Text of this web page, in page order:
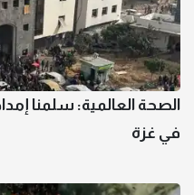
الصحة العالمية: سلمنا
في غزة